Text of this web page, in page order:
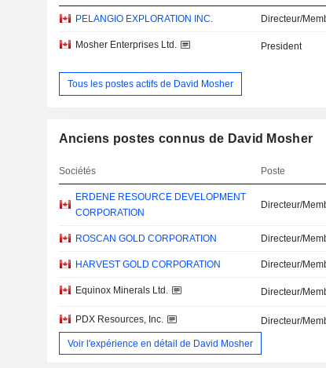
PELANGIO EXPLORATION INC. Directeur/
Mosher Enterprises Ltd. President
Tous les postes actifs de David Mosher
Anciens postes connus de David Mosher
Sociétés Poste
ERDENE RESOURCE DEVELOPMENT
CORPORATION
Directeur/
ROSCAN GOLD CORPORATION Directeur/
HARVEST GOLD CORPORATION Directeur/
Equinox Minerals Ltd. Directeur/
PDX Resources, Inc. Directeur/
Voir l'expérience en détail de David Mosher